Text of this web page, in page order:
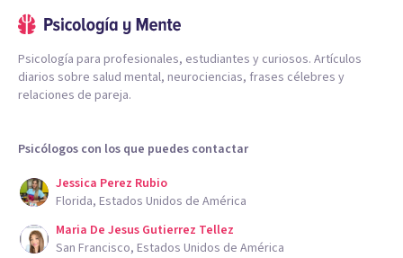
Psicología para profesionales, estudiantes y curiosos. Artículos
diarios sobre salud mental, neurociencias, frases célebres y
relaciones de pareja.
Psicólogos con los que puedes contactar
Jessica Perez Rubio
Florida, Estados Unidos de América
Maria De Jesus Gutierrez Tellez
San Francisco, Estados Unidos de América